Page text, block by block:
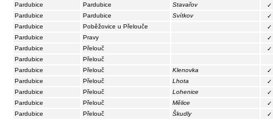
Pardubice
Pardubice Stavařov
✓
Pardubice
Pardubice Svítkov
✓
Pardubice
Poběžovice u Přelouče
✓
Pardubice
Pravy
✓
Pardubice
Přelouč
✓
Pardubice
Přelouč
Pardubice
Přelouč Klenovka
✓
Pardubice
Přelouč Lhota
✓
Pardubice
Přelouč Lohenice
✓
Pardubice
Přelouč Mělice
✓
Pardubice
Přelouč Škudly
✓